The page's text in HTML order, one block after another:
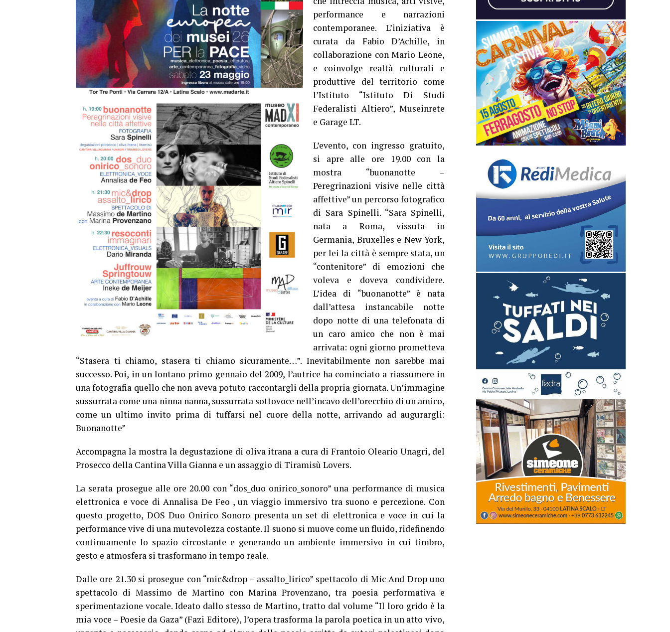
performance e narrazioni
contemporanee. L’iniziativa è
curata da Fabio D’Achille, in
collaborazione con Mario Leone,
e coinvolge realtà culturali e
produttive del territorio come
l’Istituto “Istituto Di Studi
Federalisti Altiero”, Museinrete
e Garage LT.
L’evento, con ingresso gratuito,
si apre alle ore 19.00 con la
mostra “buonanotte –
Peregrinazioni visive nelle città
affettive” un percorso fotografico
di Sara Spinelli. “Sara Spinelli,
nata a Roma, vissuta in
Germania, Bruxelles e New York,
per lei la città è sempre stata, un
“contenitore” di emozioni che
voleva e doveva condividere.
L’idea di “buonanotte” è nata
dall’attesa instancabile notte
dopo notte di una telefonata di
un caro amico che non è mai
arrivata: ogni giorno prometteva
“Stasera ti chiamo, stasera ti chiamo sicuramente…”. Inevitabilmente non sarebbe mai
successo. Poi, in un lontano primo gennaio del 2009, l’autrice ha cominciato a riassumere in
una fotografia quello che non aveva potuto raccontargli della propria giornata. Un’immagine
sussurrata come una ninna nanna, sussurrata sottovoce nell’incavo dell’orecchio di un amico,
come un ultimo invito prima di tuffarsi nel cuore della notte, arrivando ad augurargli:
Buonanotte”
Accompagna la mostra la degustazione di oliva itrana a cura di Frantoio Oleario Unagri, del
Prosecco della Cantina Villa Gianna e un assaggio di Tiramisù Lovers.
La serata prosegue alle ore 20.00 con “dos_duo onirico_sonoro” una performance di musica
elettronica e voce di Annalisa De Feo , un viaggio immersivo tra suono e percezione. Con
questo progetto, DOS Duo Onirico Sonoro presenta un set di elettronica e voce in cui la
performance vive di una mutevolezza costante. Il suono si muove come un fluido, ridefinendo
continuamente lo spazio circostante e generando un ambiente immersivo in cui timbro,
gesto e atmosfera si trasformano in tempo reale.
Dalle ore 21.30 si prosegue con “mic&drop – assalto_lirico” spettacolo di Mic And Drop uno
spettacolo di Massimo de Martino con Marina Provenzano, tra poesia performativa e
sperimentazione vocale. Ideato dallo stesso de Martino, tratto dal volume “Il loro grido è la
mia voce – Poesie da Gaza” (Fazi Editore), l’opera trasforma la parola poetica in un atto vivo,